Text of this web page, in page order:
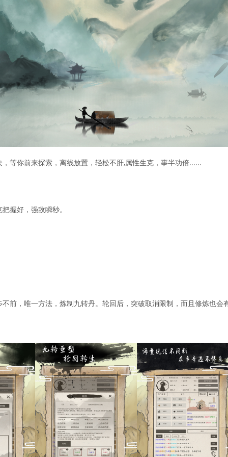
等你前来探索，离线放置，轻松不肝,属性生克，事半功倍......
握好，强敌瞬秒。
前，唯一方法，炼制九转丹。轮回后，突破取消限制，而且修炼也会